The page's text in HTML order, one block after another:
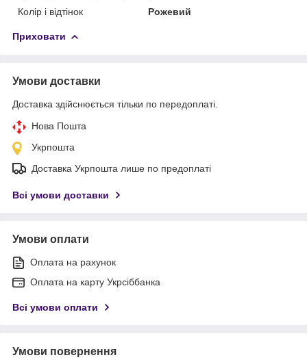
Колір і відтінок
Рожевий
Приховати
Умови доставки
Доставка здійснюється тільки по передоплаті.
Нова Пошта
Укрпошта
Доставка Укрпошта лише по предоплаті
Всі умови доставки
Умови оплати
Оплата на рахунок
Оплата на карту Укрсіббанка
Всі умови оплати
Умови повернення